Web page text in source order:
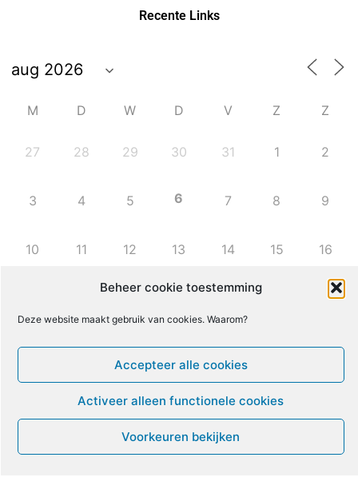
Beheer cookie toestemming
Deze website maakt gebruik van cookies. Waarom?
Accepteer alle cookies
Activeer alleen functionele cookies
Voorkeuren bekijken
Recente Links
M D W D V Z Z
27 28 29 30 31 1 2
3 4 5 6 7 8 9
10 11 12 13 14 15 16
23
24 25 26 27 28 29 30
1 2 3 4 5